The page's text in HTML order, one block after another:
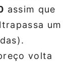
assim que
um
volta